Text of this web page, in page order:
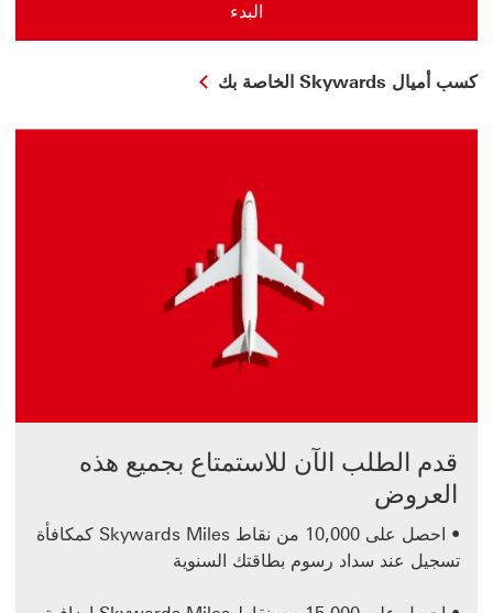
البدء
كسب أميال Skywards الخاصة بك
قدم الطلب الآن للاستمتاع بجميع هذه
العروض
• احصل على 10,000 من نقاط Skywards Miles كمكافأة
تسجيل عند سداد رسوم بطاقتك السنوية